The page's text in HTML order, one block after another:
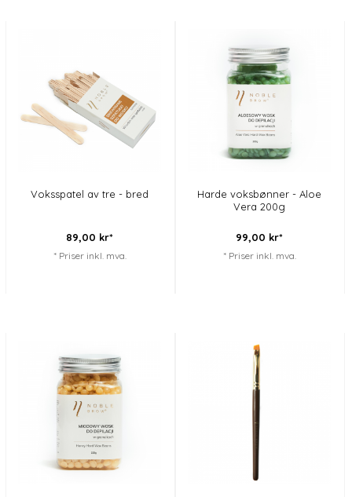
Voksspatel av tre - bred
89,00 kr*
* Priser inkl. mva.
Harde voksbønner - Aloe
Vera 200g
99,00 kr*
* Priser inkl. mva.